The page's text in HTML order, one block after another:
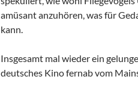
amüsant anzuhören, was für
kann.
Insgesamt mal wieder ein
deutsches Kino fernab vom